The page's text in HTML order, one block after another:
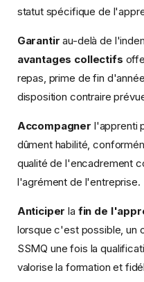
statut spécifique de
Garantir au-delà de
avantages collectifs
repas, prime de fin
disposition contraire
Accompagner l'apprenti
dûment habilité,
qualité de l'encadrement
l'agrément de l'entreprise.
Anticiper la fin de
lorsque c'est possible, un
SSMQ une fois la
valorise la formation et